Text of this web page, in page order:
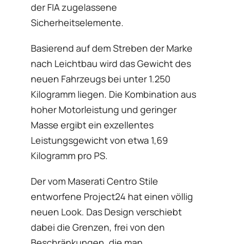
der FIA zugelassene
Sicherheitselemente.
Basierend auf dem Streben der Marke
nach Leichtbau wird das Gewicht des
neuen Fahrzeugs bei unter 1.250
Kilogramm liegen. Die Kombination aus
hoher Motorleistung und geringer
Masse ergibt ein exzellentes
Leistungsgewicht von etwa 1,69
Kilogramm pro PS.
Der vom Maserati Centro Stile
entworfene Project24 hat einen völlig
neuen Look. Das Design verschiebt
dabei die Grenzen, frei von den